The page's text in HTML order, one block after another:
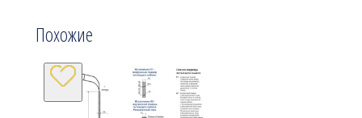
Похожие